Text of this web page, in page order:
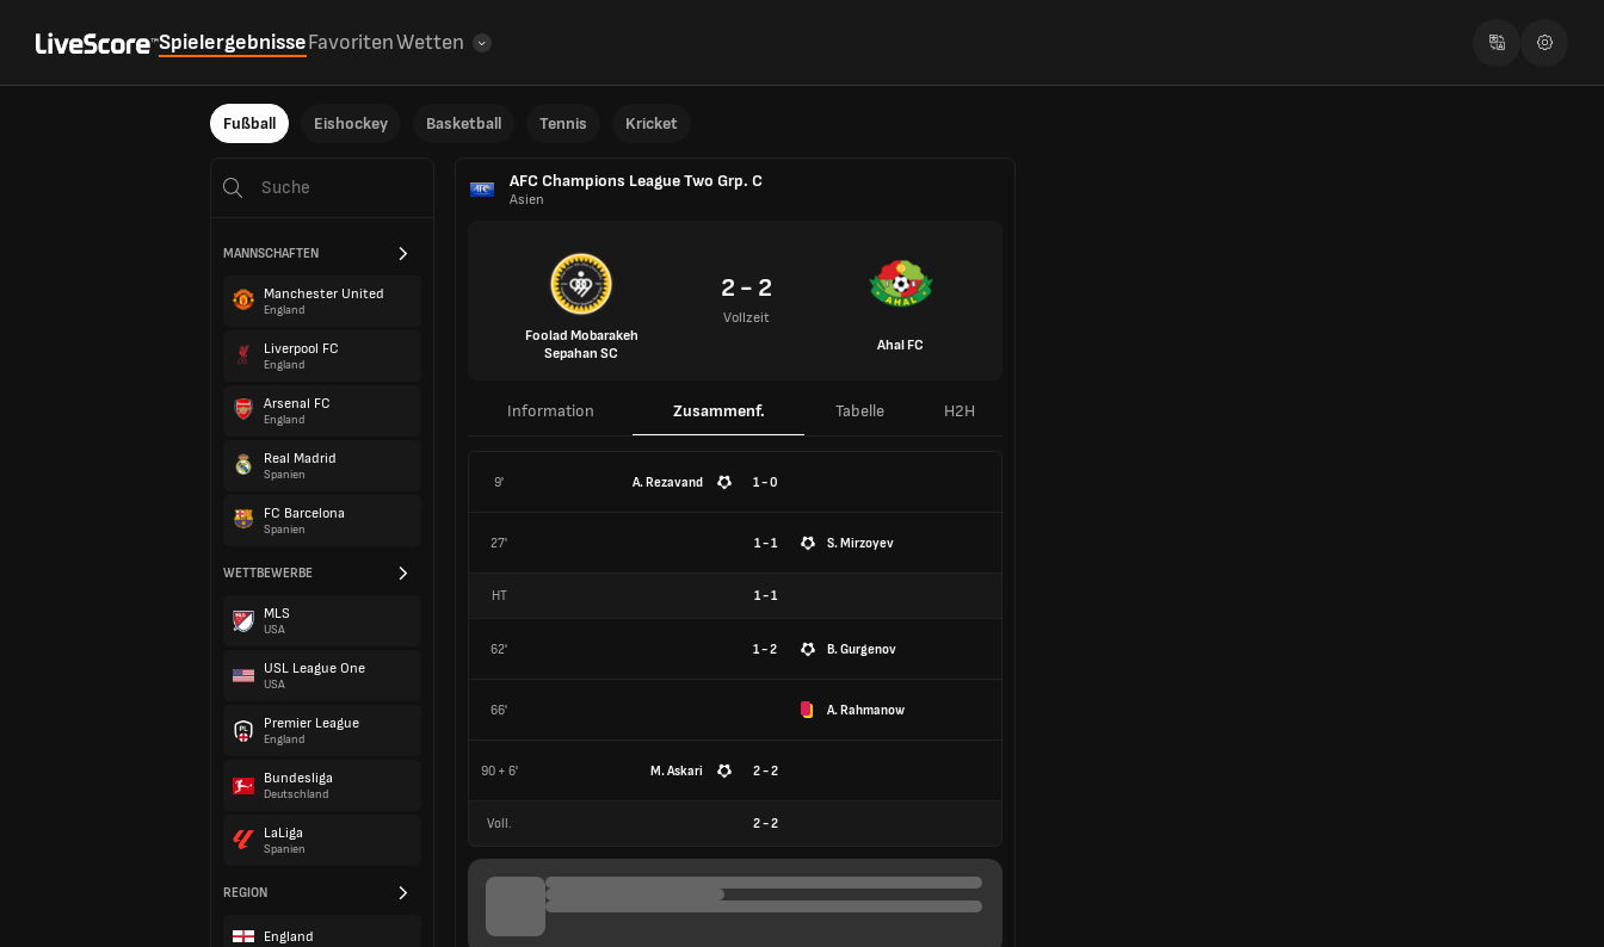
SpielergebnisseFavoritenWetten
Fußball Eishockey Basketball Tennis Kricket
MANNSCHAFTEN
Manchester United
England
Liverpool FC
England
Arsenal FC
England
Real Madrid
Spanien
FC Barcelona
Spanien
WETTBEWERBE
MLS
USA
USL League One
USA
Premier League
England
Bundesliga
Deutschland
LaLiga
Spanien
REGION
England
AFC Champions League Two Grp. C
Asien
Foolad Mobarakeh
Sepahan SC
2 - 2
Vollzeit
Ahal FC
Information Zusammenf. Tabelle H2H
9' A. Rezavand 1 - 0
27' 1 - 1 S. Mirzoyev
HT 1-1
62' 1 - 2 B. Gurgenov
66' A. Rahmanow
90 + 6' M. Askari 2 - 2
Voll. 2-2